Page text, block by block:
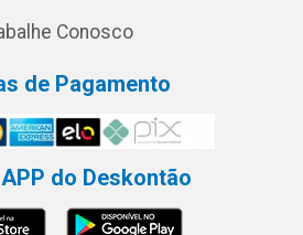
Conosco
de Pagamento
do Deskontão